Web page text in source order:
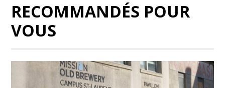
RECOMMANDÉS POUR
VOUS